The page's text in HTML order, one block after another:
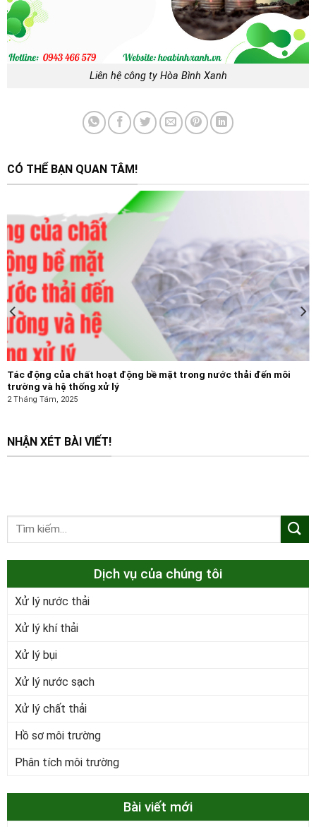
Liên hệ công ty Hòa Bình Xanh
CÓ THỂ BẠN QUAN TÂM!
Tác động của chất hoạt động bề mặt trong nước thải đến môi
trường và hệ thống xử lý
2 Tháng Tám, 2025
NHẬN XÉT BÀI VIẾT!
Dịch vụ của chúng tôi
Xử lý nước thải
Xử lý khí thải
Xử lý bụi
Xử lý nước sạch
Xử lý chất thải
Hồ sơ môi trường
Phân tích môi trường
Bài viết mới